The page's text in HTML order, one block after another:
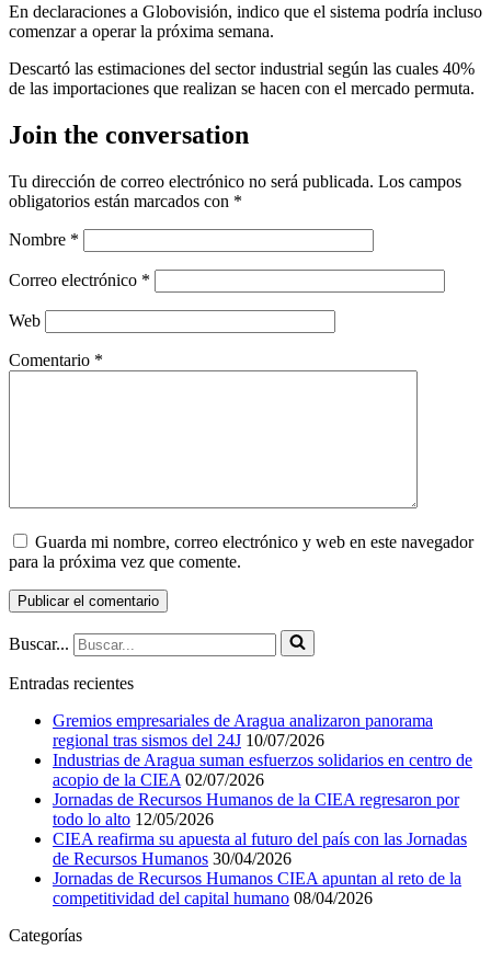
En declaraciones a Globovisión, indico que el sistema podría incluso
comenzar a operar la próxima semana.
Descartó las estimaciones del sector industrial según las cuales 40%
de las importaciones que realizan se hacen con el mercado permuta.
Join the conversation
Tu dirección de correo electrónico no será publicada. Los campos
obligatorios están marcados con *
Nombre *
Correo electrónico *
Web
Comentario *
Guarda mi nombre, correo electrónico y web en este navegador
para la próxima vez que comente.
Buscar...
Entradas recientes
Gremios empresariales de Aragua analizaron panorama
regional tras sismos del 24J 10/07/2026
Industrias de Aragua suman esfuerzos solidarios en centro de
acopio de la CIEA 02/07/2026
Jornadas de Recursos Humanos de la CIEA regresaron por
todo lo alto 12/05/2026
CIEA reafirma su apuesta al futuro del país con las Jornadas
de Recursos Humanos 30/04/2026
Jornadas de Recursos Humanos CIEA apuntan al reto de la
competitividad del capital humano 08/04/2026
Categorías